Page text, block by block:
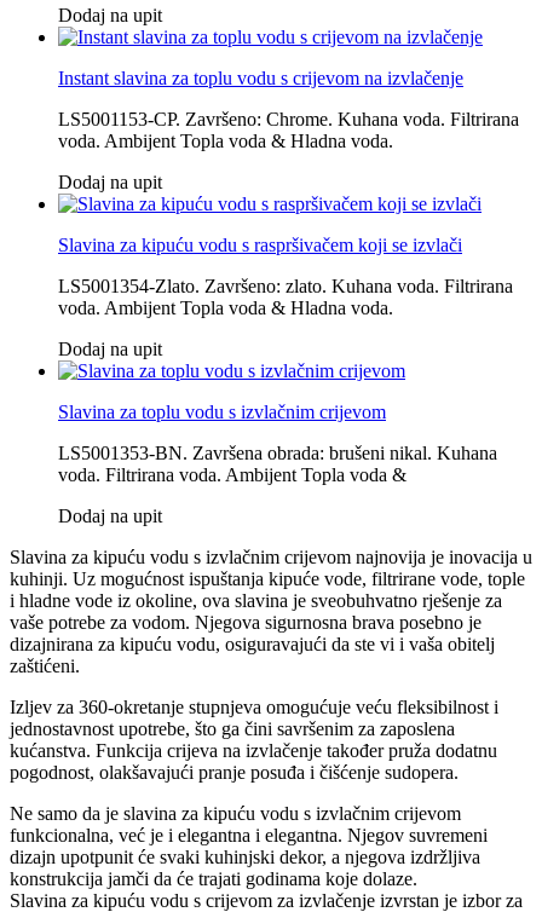
Dodaj na upit
Instant slavina za toplu vodu s crijevom na izvlačenje
LS5001153-CP. Završeno: Chrome. Kuhana voda. Filtrirana
voda. Ambijent Topla voda & Hladna voda.
Dodaj na upit
Slavina za kipuću vodu s raspršivačem koji se izvlači
LS5001354-Zlato. Završeno: zlato. Kuhana voda. Filtrirana
voda. Ambijent Topla voda & Hladna voda.
Dodaj na upit
Slavina za toplu vodu s izvlačnim crijevom
LS5001353-BN. Završena obrada: brušeni nikal. Kuhana
voda. Filtrirana voda. Ambijent Topla voda &
Dodaj na upit
Slavina za kipuću vodu s izvlačnim crijevom najnovija je inovacija u
kuhinji. Uz mogućnost ispuštanja kipuće vode, filtrirane vode, tople
i hladne vode iz okoline, ova slavina je sveobuhvatno rješenje za
vaše potrebe za vodom. Njegova sigurnosna brava posebno je
dizajnirana za kipuću vodu, osiguravajući da ste vi i vaša obitelj
zaštićeni.
Izljev za 360-okretanje stupnjeva omogućuje veću fleksibilnost i
jednostavnost upotrebe, što ga čini savršenim za zaposlena
kućanstva. Funkcija crijeva na izvlačenje također pruža dodatnu
pogodnost, olakšavajući pranje posuđa i čišćenje sudopera.
Ne samo da je slavina za kipuću vodu s izvlačnim crijevom
funkcionalna, već je i elegantna i elegantna. Njegov suvremeni
dizajn upotpunit će svaki kuhinjski dekor, a njegova izdržljiva
konstrukcija jamči da će trajati godinama koje dolaze.
Slavina za kipuću vodu s crijevom za izvlačenje izvrstan je izbor za